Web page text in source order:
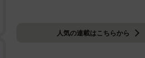
人気の連載はこちらから